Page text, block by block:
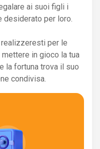
ai suoi figli i
desiderato per loro.
realizzeresti per le
in gioco la tua
la fortuna trova il suo
condivisa.